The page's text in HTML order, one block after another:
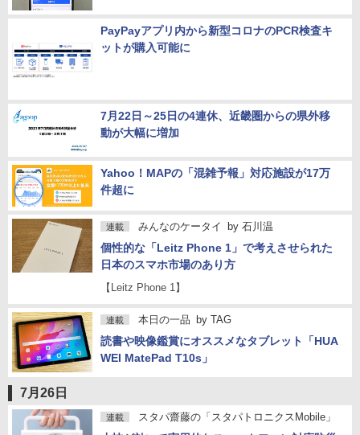
PayPayアプリ内から新型コロナのPCR検査キ
ットが購入可能に
7月22日～25日の4連休、近畿圏からの県外移
動が大幅に増加
Yahoo！MAPの「混雑予報」対応施設が17万
件超に
連載 みんなのケータイ by 石川温
個性的な「Leitz Phone 1」で考えさせられた
日本のスマホ市場のあり方
【Leitz Phone 1】
連載 本日の一品 by TAG
読書や映像鑑賞にオススメなタブレット「HUA
WEI MatePad T10s」
7月26日
連載 スタパ齋藤の「スタパトロニクスMobile」